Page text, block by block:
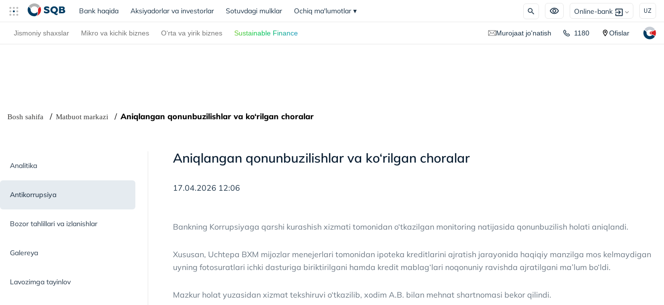
Bank haqida (current)
Aksiyadorlar va investorlar Sotuvdagi mulklar Ochiq ma'lumotlar ▾ Online-bank UZ
Jismoniy shaxslar Mikro va kichik biznes O‘rta va yirik biznes Sustainable Finance Murojaat jo'natish 1180 Ofislar
Bosh sahifa Matbuot markazi Aniqlangan qonunbuzilishlar va ko‘rilgan choralar
Analitika
Antikorrupsiya
Bozor tahlillari va izlanishlar
Galereya
Lavozimga tayinlov
Aniqlangan qonunbuzilishlar va ko‘rilgan choralar
17.04.2026 12:06
Bankning Korrupsiyaga qarshi kurashish xizmati tomonidan o‘tkazilgan monitoring natijasida qonunbuzilish holati aniqlandi.
Xususan, Uchtepa BXM mijozlar menejerlari tomonidan ipoteka kreditlarini ajratish jarayonida haqiqiy manzilga mos kelmaydigan
uyning fotosuratlari ichki dasturiga biriktirilgani hamda kredit mablag‘lari noqonuniy ravishda ajratilgani ma’lum bo‘ldi.
Mazkur holat yuzasidan xizmat tekshiruvi o‘tkazilib, xodim A.B. bilan mehnat shartnomasi bekor qilindi.